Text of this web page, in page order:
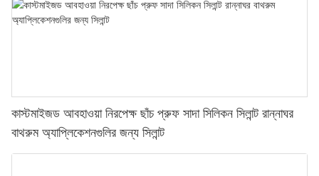
কাস্টমাইজড আবহাওয়া নিরপেক্ষ ছাঁচ প্রুফ সাদা সিলিকন সিলান্ট রান্নাঘর
বাথরুম অ্যাপ্লিকেশনগুলির জন্য সিলান্ট